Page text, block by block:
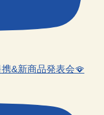
&新商品発表会🪭